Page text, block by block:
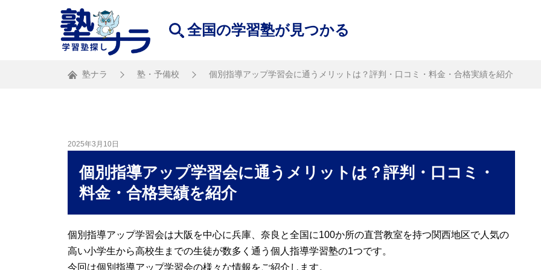
全国の学習塾が見つかる
塾ナラ 塾・予備校 個別指導アップ学習会に通うメリットは？評判・口コミ・料金・合格実績を紹介
2025年3月10日
個別指導アップ学習会に通うメリットは？評判・口コミ・
料金・合格実績を紹介
個別指導アップ学習会は大阪を中心に兵庫、奈良と全国に100か所の直営教室を持つ関西地区で人気の
高い小学生から高校生までの生徒が数多く通う個人指導学習塾の1つです。
今回は個別指導アップ学習会の様々な情報をご紹介します。